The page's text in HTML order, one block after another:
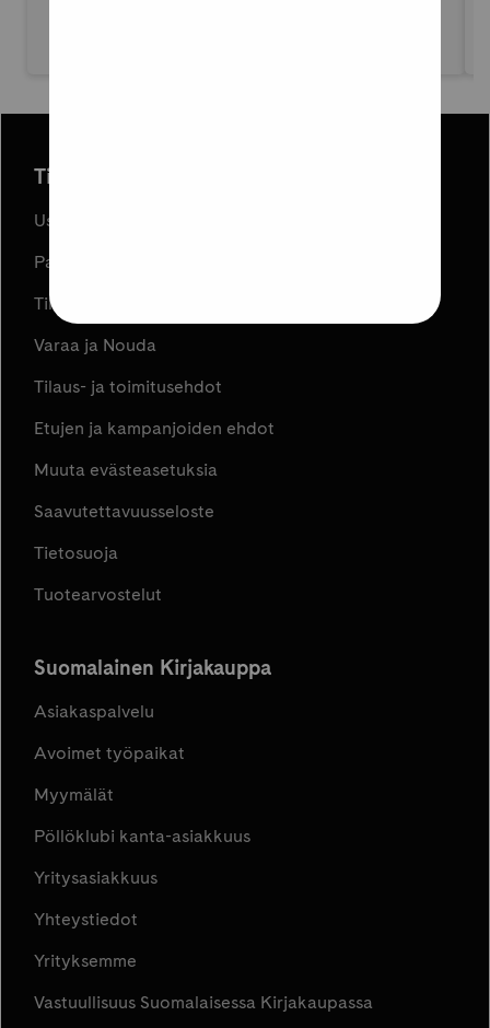
Tilaus ja toimitus
Usein kysyttyä
Palautukset
Tilauksen peruuttaminen
Varaa ja Nouda
Tilaus- ja toimitusehdot
Etujen ja kampanjoiden ehdot
Muuta evästeasetuksia
Saavutettavuusseloste
Tietosuoja
Tuotearvostelut
Suomalainen Kirjakauppa
Asiakaspalvelu
Avoimet työpaikat
Myymälät
Pöllöklubi kanta-asiakkuus
Yritysasiakkuus
Yhteystiedot
Yrityksemme
Vastuullisuus Suomalaisessa Kirjakaupassa